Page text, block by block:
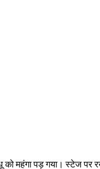
महंगा पड़ गया। स्टेज पर